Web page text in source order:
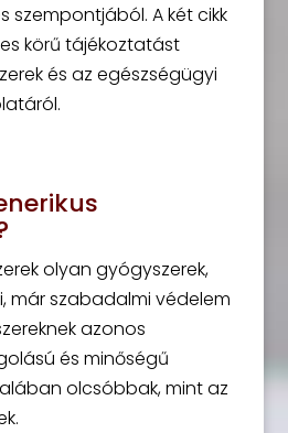
szempontjából. A két cikk
körű tájékoztatást
és az egészségügyi
olyan gyógyszerek,
már szabadalmi védelem
azonos
és minőségű
olcsóbbak, mint az